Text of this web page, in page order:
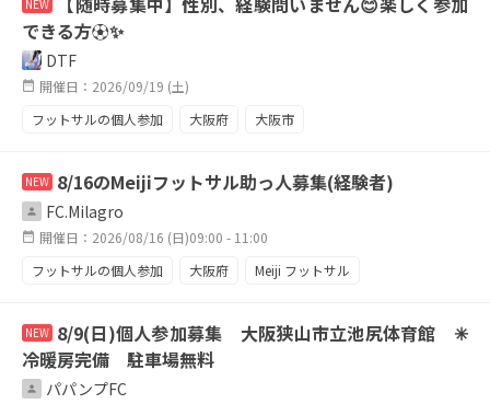
NEW
できる方⚽✨
DTF
開催日：2026/09/19 (土)
フットサルの個人参加
大阪府 大阪市
NEW 8/16のMeijiフットサル助っ人募集(経験者)
FC.Milagro
開催日：2026/08/16 (日)09:00 - 11:00
フットサルの個人参加
大阪府
Meiji フットサル
NEW 8/9(日)個人参加募集 大阪狭山市立池尻体育館 ✳︎
冷暖房完備 駐車場無料
パパンプFC